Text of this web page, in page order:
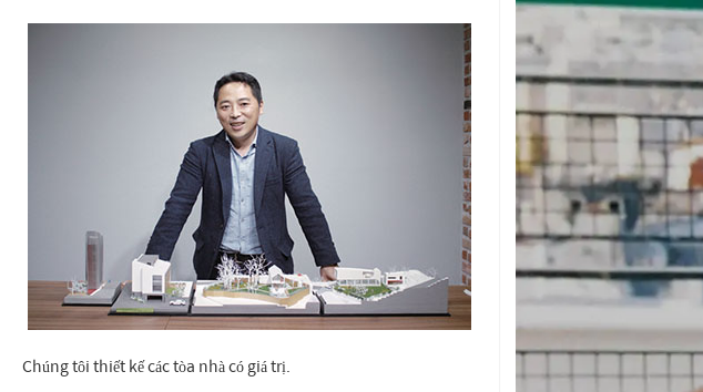
Chúng tôi thiết kế các tòa nhà có giá trị.